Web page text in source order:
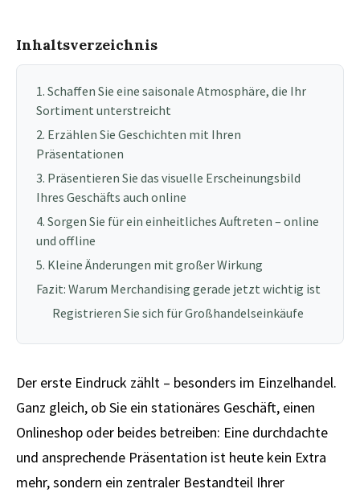
Inhaltsverzeichnis
1. Schaffen Sie eine saisonale Atmosphäre, die Ihr
Sortiment unterstreicht
2. Erzählen Sie Geschichten mit Ihren
Präsentationen
3. Präsentieren Sie das visuelle Erscheinungsbild
Ihres Geschäfts auch online
4. Sorgen Sie für ein einheitliches Auftreten – online
und offline
5. Kleine Änderungen mit großer Wirkung
Fazit: Warum Merchandising gerade jetzt wichtig ist
Registrieren Sie sich für Großhandelseinkäufe
Der erste Eindruck zählt – besonders im Einzelhandel.
Ganz gleich, ob Sie ein stationäres Geschäft, einen
Onlineshop oder beides betreiben: Eine durchdachte
und ansprechende Präsentation ist heute kein Extra
mehr, sondern ein zentraler Bestandteil Ihrer